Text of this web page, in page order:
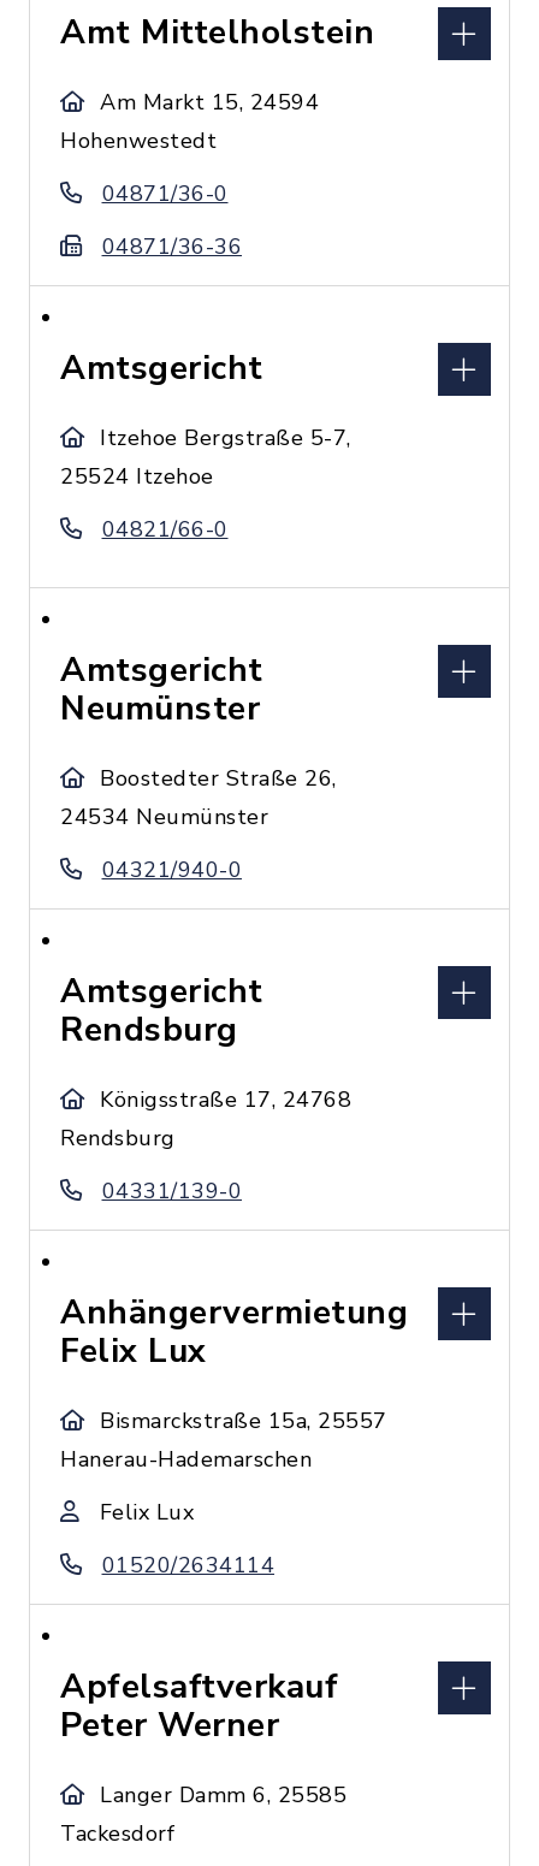
Amt Mittelholstein
Am Markt 15, 24594
Hohenwestedt
04871/36-0
04871/36-36
Amtsgericht
Itzehoe Bergstraße 5-7,
25524 Itzehoe
04821/66-0
Amtsgericht
Neumünster
Boostedter Straße 26,
24534 Neumünster
04321/940-0
Amtsgericht
Rendsburg
Königsstraße 17, 24768
Rendsburg
04331/139-0
Anhängervermietung
Felix Lux
Bismarckstraße 15a, 25557
Hanerau-Hademarschen
Felix Lux
01520/2634114
Apfelsaftverkauf
Peter Werner
Langer Damm 6, 25585
Tackesdorf